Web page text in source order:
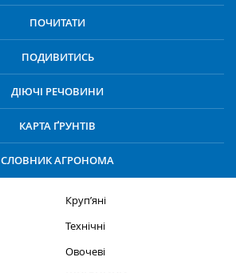
ПОЧИТАТИ
ПОДИВИТИСЬ
ДІЮЧІ РЕЧОВИНИ
КАРТА ҐРУНТІВ
СЛОВНИК АГРОНОМА
Круп’яні
Технічні
Овочеві